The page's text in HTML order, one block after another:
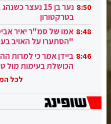
8:50
נער בן 15 נעצר
בטרקטורון
8:48 אמו של סמ"ר יאיר
"הסתערו על האויב
ובגבורה" 8:46 ביידן אמר כי למרות
הכושלת בעימות מול
לכל